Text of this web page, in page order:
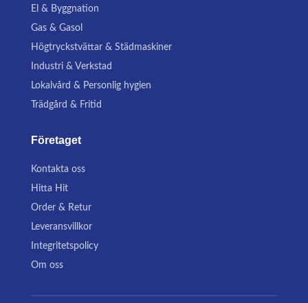
El & Byggnation
Gas & Gasol
Högtryckstvättar & Städmaskiner
Industri & Verkstad
Lokalvård & Personlig hygien
Trädgård & Fritid
Företaget
Kontakta oss
Hitta Hit
Order & Retur
Leveransvillkor
Integritetspolicy
Om oss